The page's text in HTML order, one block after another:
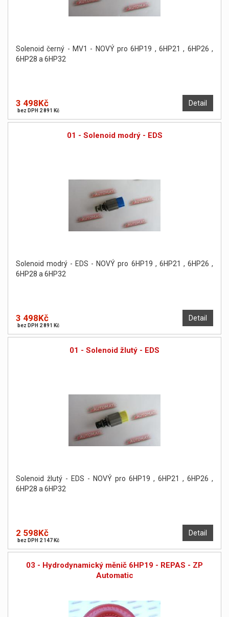
Solenoid černý - MV1 - NOVÝ pro 6HP19 , 6HP21 , 6HP26 ,
6HP28 a 6HP32
Detail
3 498Kč
bez DPH 2 891 Kč
01 - Solenoid modrý - EDS
Solenoid modrý - EDS - NOVÝ pro 6HP19 , 6HP21 , 6HP26 ,
6HP28 a 6HP32
Detail
3 498Kč
bez DPH 2 891 Kč
01 - Solenoid žlutý - EDS
Solenoid žlutý - EDS - NOVÝ pro 6HP19 , 6HP21 , 6HP26 ,
6HP28 a 6HP32
Detail
2 598Kč
bez DPH 2 147 Kč
03 - Hydrodynamický měnič 6HP19 - REPAS - ZP
Automatic